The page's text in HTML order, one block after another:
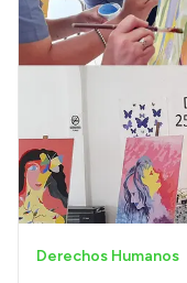
Derechos Humanos